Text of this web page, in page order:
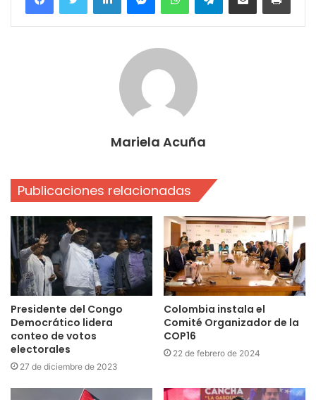
Mariela Acuña
Publicaciones relacionadas
Presidente del Congo
Democrático lidera
conteo de votos
electorales
27 de diciembre de 2023
Colombia instala el
Comité Organizador de la
COP16
22 de febrero de 2024